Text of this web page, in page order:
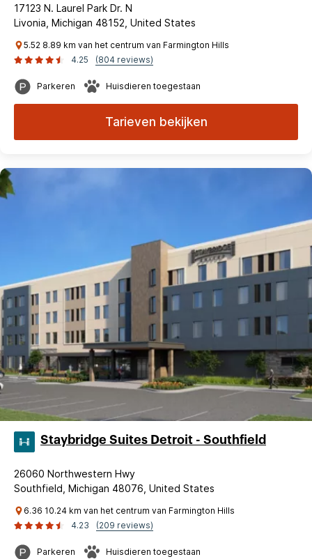
17123 N. Laurel Park Dr. N
Livonia, Michigan 48152, United States
5.52 8.89 km van het centrum van Farmington Hills
4.25
(804 reviews)
Parkeren Huisdieren toegestaan
Tarieven bekijken
Staybridge Suites Detroit - Southfield
26060 Northwestern Hwy
Southfield, Michigan 48076, United States
6.36 10.24 km van het centrum van Farmington Hills
4.23
(209 reviews)
Parkeren Huisdieren toegestaan